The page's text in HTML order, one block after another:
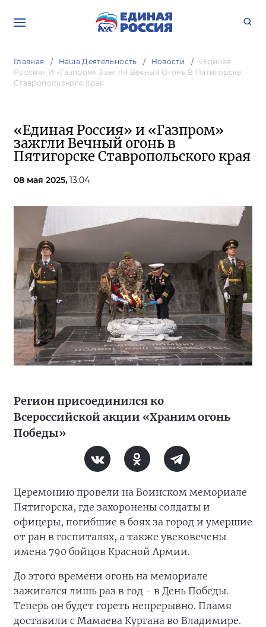
Главная Наша Деятельность Новости
«Единая
Россия» И «Газпром» Зажгли Вечный Огонь В Пятигорске
Ставропольского Края
«Единая Россия» и «Газпром»
зажгли Вечный огонь в
Пятигорске Ставропольского края
08 мая 2025, 13:04
Регион присоединился ко
Всероссийской акции «Храним огонь
Победы»
Церемонию провели на Воинском мемориале
Пятигорска, где захоронены солдаты и
офицеры, погибшие в боях за город и умершие
от ран в госпиталях, а также увековечены
имена 790 бойцов Красной Армии.
До этого времени огонь на мемориале
зажигался лишь раз в год - в День Победы.
Теперь он будет гореть непрерывно. Пламя
доставили с Мамаева Кургана во Владимире.